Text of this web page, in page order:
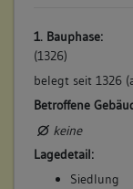
1. Bauphase:
(1326)
belegt seit 1326
Betroffene
keine
Lagedetail:
Siedlung